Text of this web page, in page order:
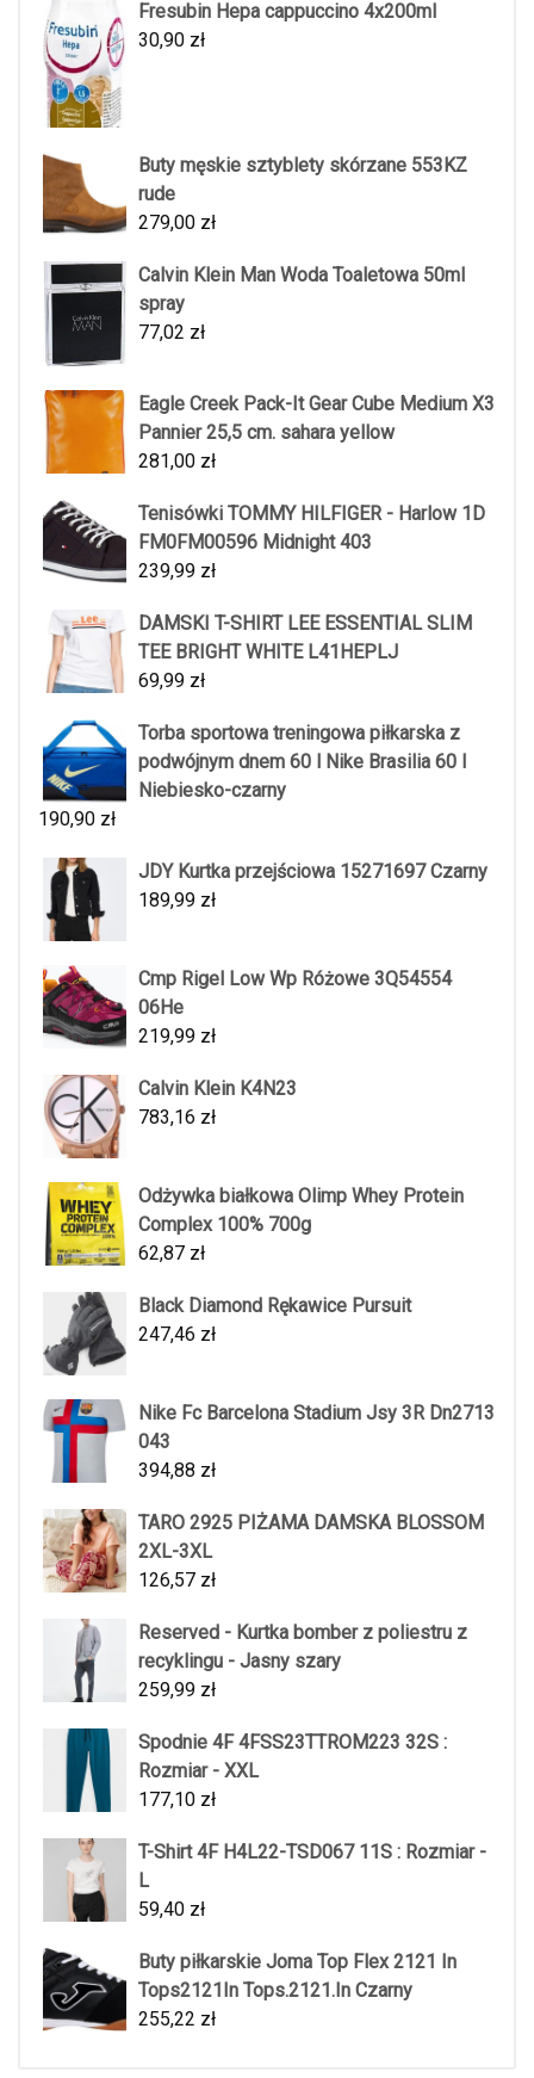
Fresubin Hepa cappuccino 4x200ml
30,90 zł
Buty męskie sztyblety skórzane 553KZ
rude
279,00 zł
Calvin Klein Man Woda Toaletowa 50ml
spray
77,02 zł
Eagle Creek Pack-It Gear Cube Medium X3
Pannier 25,5 cm. sahara yellow
281,00 zł
Tenisówki TOMMY HILFIGER - Harlow 1D
FM0FM00596 Midnight 403
239,99 zł
DAMSKI T-SHIRT LEE ESSENTIAL SLIM
TEE BRIGHT WHITE L41HEPLJ
69,99 zł
Torba sportowa treningowa piłkarska z
podwójnym dnem 60 l Nike Brasilia 60 l
Niebiesko-czarny
190,90 zł
JDY Kurtka przejściowa 15271697 Czarny
189,99 zł
Cmp Rigel Low Wp Różowe 3Q54554
06He
219,99 zł
Calvin Klein K4N23
783,16 zł
Odżywka białkowa Olimp Whey Protein
Complex 100% 700g
62,87 zł
Black Diamond Rękawice Pursuit
247,46 zł
Nike Fc Barcelona Stadium Jsy 3R Dn2713
043
394,88 zł
TARO 2925 PIŻAMA DAMSKA BLOSSOM
2XL-3XL
126,57 zł
Reserved - Kurtka bomber z poliestru z
recyklingu - Jasny szary
259,99 zł
Spodnie 4F 4FSS23TTROM223 32S :
Rozmiar - XXL
177,10 zł
T-Shirt 4F H4L22-TSD067 11S : Rozmiar -
L
59,40 zł
Buty piłkarskie Joma Top Flex 2121 In
Tops2121In Tops.2121.In Czarny
255,22 zł